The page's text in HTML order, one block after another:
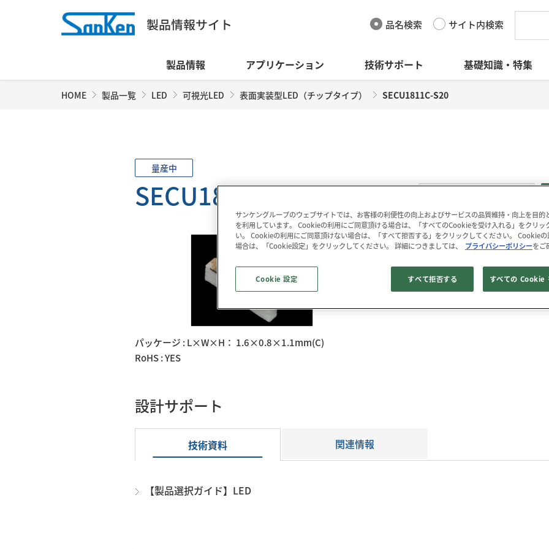
品名検索 サイト内検索
製品情報 アプリケーション 技術サポート 基礎知識・特集
HOME 製品一覧 LED 可視光LED 表面実装型LED（チップタイプ） SECU1811C-S20
量産中
SECU1811C-S20
パッケージ : L×W×H： 1.6×0.8×1.1mm(C)
RoHS : YES
SECU1811C-S20は、アンバ
データダウンロード
3D CADデータ
設計サポート
技術資料 関連情報
【製品選択ガイド】LED
サンケングループのウェブサイトでは、お客様の利便性の向上およびサービスの品質維持・向上を目
を利用しています。 Cookieの利用にご同意頂ける場合は、「すべてのCookieを受け入れる」をクリッ
い。 Cookieの利用にご同意頂けない場合は、「すべて拒否する」をクリックしてください。 Cookieの
場合は、「Cookie設定」をクリックしてください。 詳細につきましては、
プライバシーポリシーをご
すべて拒否する すべての Cookie
Cookie 設定